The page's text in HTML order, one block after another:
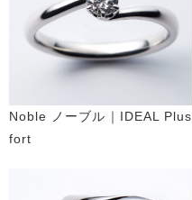
Noble ノーブル｜IDEAL Plus
fort